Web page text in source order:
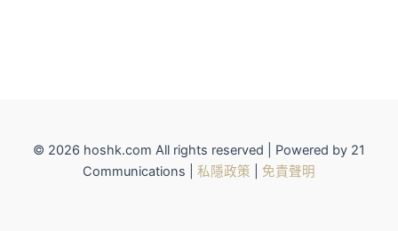
© 2026 hoshk.com All rights reserved | Powered by 21
Communications | 私隱政策 免責聲明